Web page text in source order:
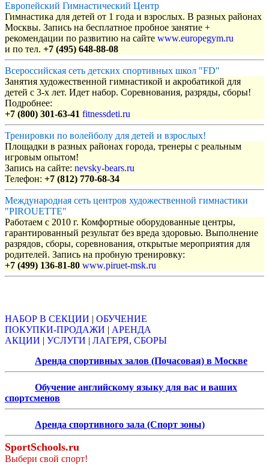
Европейский Гимнастический Центр
Гимнастика для детей от 1 года и взрослых. В разных районах
Москвы. Запись на бесплатное пробное занятие +
рекомендации по развитию на сайте www.europegym.ru
и по тел. +7 (495) 648-88-08
Всероссийская сеть детских спортивных школ "FD"
Занятия художественной гимнастикой и акробатикой для
детей с 3-х лет. Идет набор. Соревнования, разряды, сборы!
Подробнее:
+7 (800) 301-63-41 fitnessdeti.ru
Тренировки по волейболу для детей и взрослых!
Площадки в разных районах города, тренеры с реальным
игровым опытом!
Запись на сайте: nevsky-bears.ru
Телефон: +7 (812) 770-68-34
Международная сеть центров художественной гимнастики
"PIROUETTE"
Работаем с 2010 г. Комфортные оборудованные центры,
гарантированный результат без вреда здоровью. Выполнение
разрядов, сборы, соревнования, открытые мероприятия для
родителей. Запись на пробную тренировку:
+7 (499) 136-81-80 www.piruet-msk.ru
НАБОР В СЕКЦИИ | ОБУЧЕНИЕ
ПОКУПКИ-ПРОДАЖИ | АРЕНДА
АКЦИИ | УСЛУГИ | ЛАГЕРЯ, СБОРЫ
Аренда спортивных залов (Почасовая) в Москве
Обучение английскому языку для вас и ваших
спортсменов
Аренда спортивного зала (Спорт зоны)
SportSchools.ru
Выбери свой спорт!